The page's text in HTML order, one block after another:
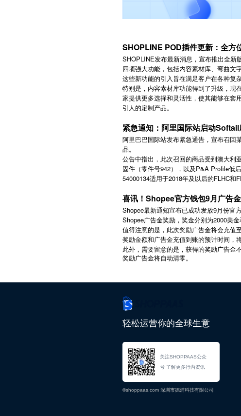
SHOPLINE POD插件更新：全方
SHOPLINE发布最新消息，宣布推出全新
四项强大功能，包括内容素材库、弯曲文
这些新功能的引入旨在满足客户在各种复
特别是，内容素材库功能得到了升级，现
家提供更多选择和灵活性，使其能够在套
引人的定制产品。
紧急通知：阿里国际站启动
阿里巴巴国际站发布紧急通告，宣布召回
品。
公告中指出，此次召回的商品受到澳大利
固件（零件号942），以及P&A Profile低
54000134适用于2018年及以后的FLHC和
喜讯！Shopee官方钱包9月广告
Shopee最新通知宣布已成功发放9月份官
Shopee广告金奖励，奖金分别为2000美金
值得注意的是，此次奖励广告金将会充值
奖励金额和广告金充值到账的预计时间，
此外，需要留意的是，获得的奖励广告金
奖励广告金将自动清零。
轻松运营你的全球生意
关注SHOPPAAS公众
号 了解更多行内资讯
©shoppaas.com 深圳市德浦科技有限公司